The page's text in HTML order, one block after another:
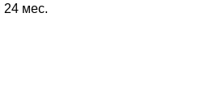
24 мес.